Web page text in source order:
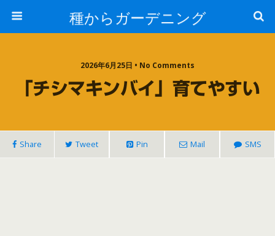
種からガーデニング
2026年6月25日 • No Comments
「チシマキンバイ」育てやすい
Share Tweet Pin Mail SMS